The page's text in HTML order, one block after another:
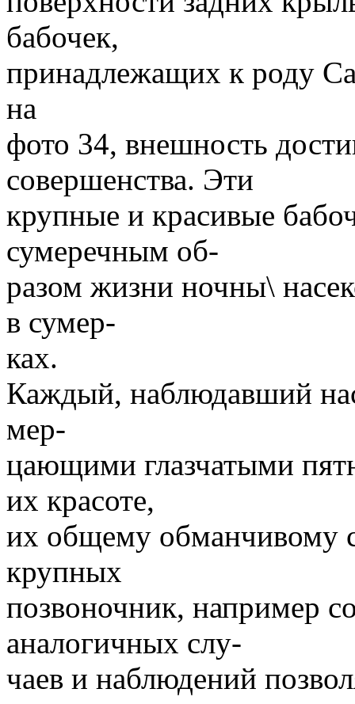
бабочек,
принадлежащих к роду
на
фото 34, внешность
совершенства. Эти
крупные и красивые
сумеречным об-
разом жизни ночны\
в сумер-
ках.
Каждый, наблюдавший
мер-
цающими глазчатыми
их красоте,
их общему обманчивому
крупных
позвоночник, например
аналогичных слу-
чаев и наблюдений